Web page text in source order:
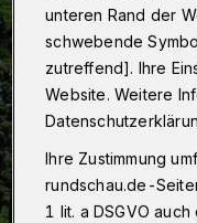
unteren Rand der
schwebende
zutreffend]. Ihre
Website. Weitere
Ihre Zustimmung
rundschau.de-
1 lit. a DSGVO